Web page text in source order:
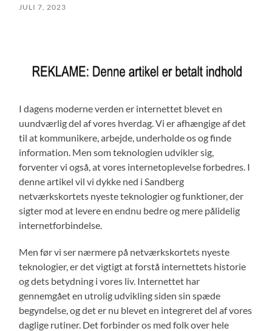
JULI 7, 2023
I dagens moderne verden er internettet blevet en
uundværlig del af vores hverdag. Vi er afhængige af det
til at kommunikere, arbejde, underholde os og finde
information. Men som teknologien udvikler sig,
forventer vi også, at vores internetoplevelse forbedres. I
denne artikel vil vi dykke ned i Sandberg
netværkskortets nyeste teknologier og funktioner, der
sigter mod at levere en endnu bedre og mere pålidelig
internetforbindelse.
Men før vi ser nærmere på netværkskortets nyeste
teknologier, er det vigtigt at forstå internettets historie
og dets betydning i vores liv. Internettet har
gennemgået en utrolig udvikling siden sin spæde
begyndelse, og det er nu blevet en integreret del af vores
daglige rutiner. Det forbinder os med folk over hele